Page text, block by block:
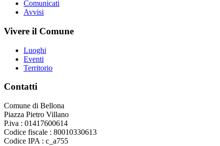
Comunicati
Avvisi
Vivere il Comune
Luoghi
Eventi
Territorio
Contatti
Comune di Bellona
Piazza Pietro Villano
P.iva : 01417600614
Codice fiscale : 80010330613
Codice IPA : c_a755